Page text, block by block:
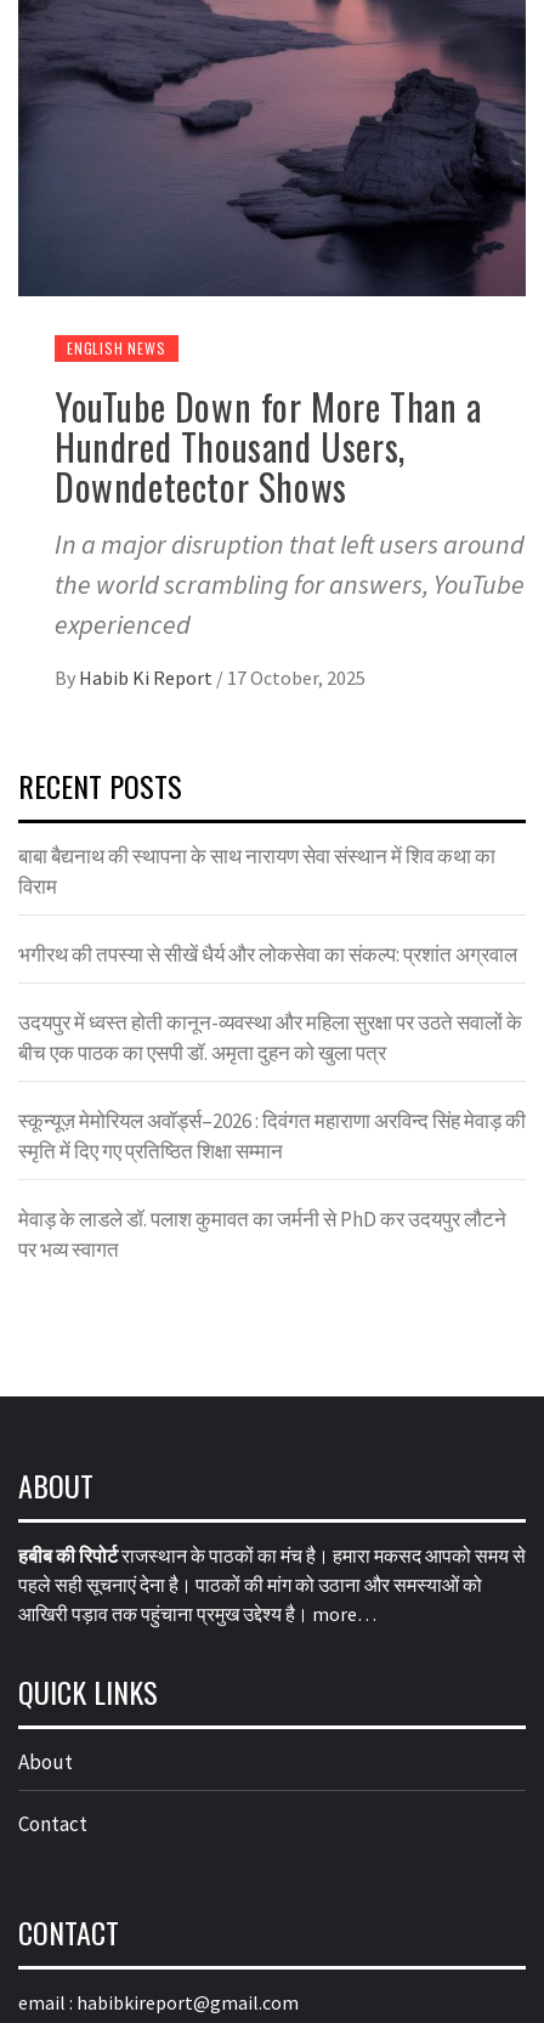
ENGLISH NEWS
YouTube Down for More Than a
Hundred Thousand Users,
Downdetector Shows
In a major disruption that left users around
the world scrambling for answers, YouTube
experienced
By Habib Ki Report / 17 October, 2025
RECENT POSTS
बाबा बैद्यनाथ की स्थापना के साथ नारायण सेवा संस्थान में शिव कथा का
विराम
भगीरथ की तपस्या से सीखें धैर्य और लोकसेवा का संकल्प: प्रशांत अग्रवाल
उदयपुर में ध्वस्त होती कानून-व्यवस्था और महिला सुरक्षा पर उठते सवालों के
बीच एक पाठक का एसपी डॉ. अमृता दुहन को खुला पत्र
स्कून्यूज़ मेमोरियल अवॉर्ड्स–2026 : दिवंगत महाराणा अरविन्द सिंह मेवाड़ की
स्मृति में दिए गए प्रतिष्ठित शिक्षा सम्मान
मेवाड़ के लाडले डॉ. पलाश कुमावत का जर्मनी से PhD कर उदयपुर लौटने
पर भव्य स्वागत
ABOUT
हबीब की रिपोर्टराजस्थान के पाठकों का मंच है। हमारा मकसद आपको समय से
पहले सही सूचनाएं देना है। पाठकों की मांग को उठाना और समस्याओं को
आखिरी पड़ाव तक पहुंचाना प्रमुख उद्देश्य है। more…
QUICK LINKS
About
Contact
CONTACT
email : habibkireport@gmail.com